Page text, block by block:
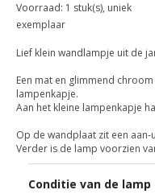
Voorraad: 1 stuk(s), uniek
exemplaar
Lief klein wandlampje uit de
Een mat en glimmend
lampenkapje.
Aan het kleine lampenkapje
Op de wandplaat zit een aan-
Verder is de lamp voorzien
Conditie van de lamp